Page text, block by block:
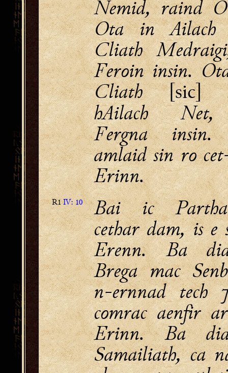
Nemid, raind
Ota in Ailach
Cliath
Feroin insin.
Cliath[sic]
hAilach
Fergna insin.
amlaid sin ro
Erinn.
R1IV: 10
Bai ic
cethar dam, is e
Erenn. Ba
Brega mac
n-ernnad tech
comrac aenfir
Erinn. Ba
Samailiath, ca